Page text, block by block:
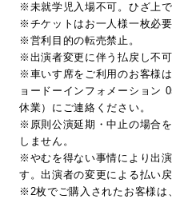
※未就学児入場不可。ひざ上で
※チケットはお一人様一枚必要
※営利目的の転売禁止。
※出演者変更に伴う払戻し不可
※車いす席をご利用のお客様
ョードーインフォメーション
休業）にご連絡ください。
※原則公演延期・中止の場合
しません。
※やむを得ない事情により出
す。出演者の変更による払い
※2枚でご購入されたお客様は